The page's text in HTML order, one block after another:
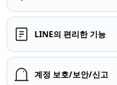
LINE의 편리한 기능
계정 보호/보안/신고